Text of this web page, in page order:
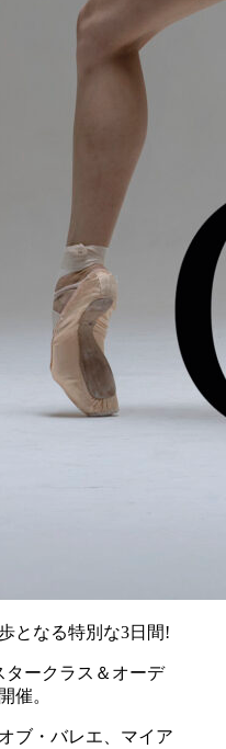
となる特別な3日間!
タークラス＆オーデ
催。
ブ・バレエ、マイア